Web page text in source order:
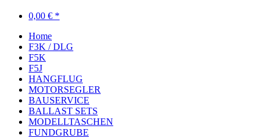
0,00 € *
Home
F3K / DLG
F5K
F5J
HANGFLUG
MOTORSEGLER
BAUSERVICE
BALLAST SETS
MODELLTASCHEN
FUNDGRUBE